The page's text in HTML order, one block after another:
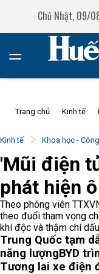
Chủ Nhật, 09/
Trang chủ Kinh tế
Kinh tế Khoa học -
'Mũi điện
phát hiện
Theo phóng viên
theo đuổi tham vọng
khí độc và thậm chí
Trung Quốc tạm
năng lượngBYD
Tương lai xe điện